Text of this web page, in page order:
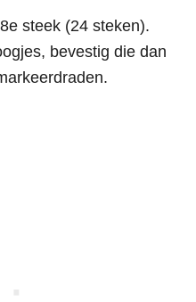
steek (24 steken).
bevestig die dan